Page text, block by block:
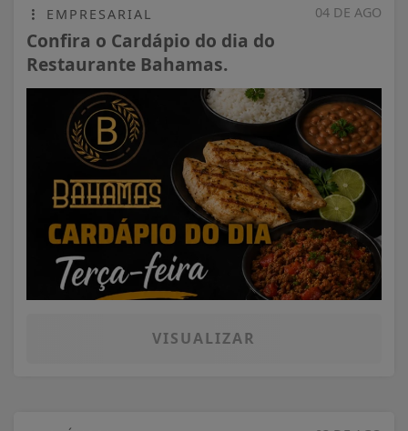
04 DE AGO
EMPRESARIAL
Confira o Cardápio do dia do
Restaurante Bahamas.
VISUALIZAR